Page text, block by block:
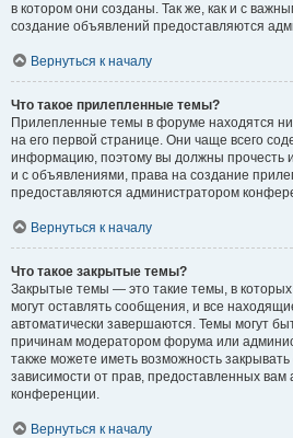
в котором они созданы. Так же, как и с
создание объявлений предоставляются
Вернуться к началу
Что такое прилепленные темы?
Прилепленные темы в форуме находятся
на его первой странице. Они чаще всего
информацию, поэтому вы должны прочесть
и с объявлениями, права на создание
предоставляются администратором
Вернуться к началу
Что такое закрытые темы?
Закрытые темы — это такие темы, в
могут оставлять сообщения, и все
автоматически завершаются. Темы могут
причинам модератором форума или
также можете иметь возможность
зависимости от прав, предоставленных
конференции.
Вернуться к началу